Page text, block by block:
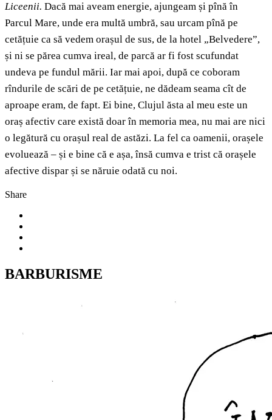
Liceenii. Dacă mai aveam energie, ajungeam și pînă în
Parcul Mare, unde era multă umbră, sau urcam pînă pe
cetățuie ca să vedem orașul de sus, de la hotel „Belvedere”,
și ni se părea cumva ireal, de parcă ar fi fost scufundat
undeva pe fundul mării. Iar mai apoi, după ce coboram
rîndurile de scări de pe cetățuie, ne dădeam seama cît de
aproape eram, de fapt. Ei bine, Clujul ăsta al meu este un
oraș afectiv care există doar în memoria mea, nu mai are nici
o legătură cu orașul real de astăzi. La fel ca oamenii, orașele
evoluează – și e bine că e așa, însă cumva e trist că orașele
afective dispar și se năruie odată cu noi.
Share
BARBURISME